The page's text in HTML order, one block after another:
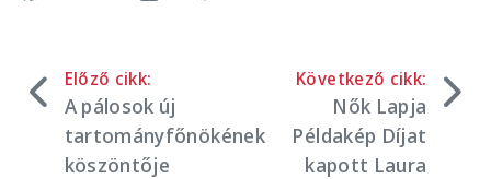
Előző cikk:
A pálosok új
tartományfőnökének
köszöntője
Következő cikk:
Nők Lapja
Példakép Díjat
kapott Laura